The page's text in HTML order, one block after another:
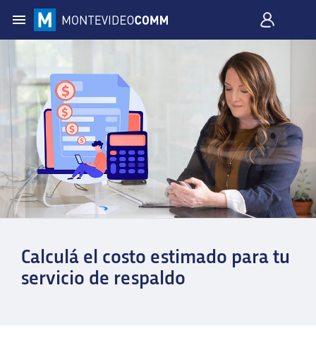
Calculá el costo estimado para tu
servicio de respaldo